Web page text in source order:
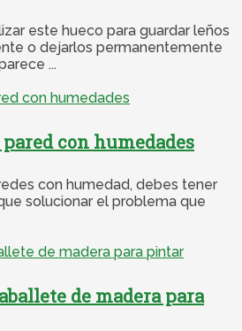
este hueco para guardar leños
o dejarlos permanentemente
...
con humedades
con humedad, debes tener
solucionar el problema que
de madera para